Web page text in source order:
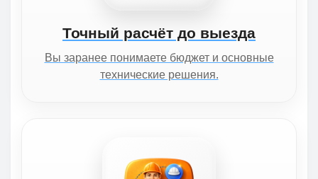
Точный расчёт до выезда
Вы заранее понимаете бюджет и основные
технические решения.